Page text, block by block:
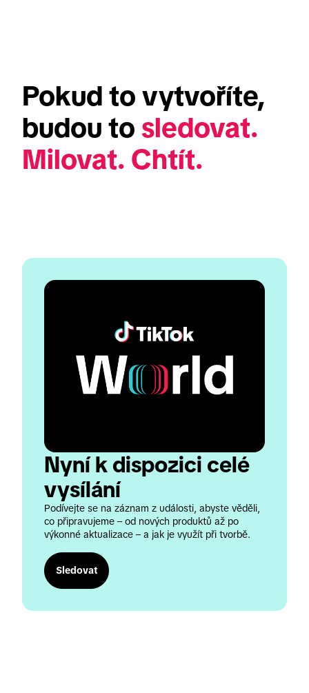
Pokud to vytvoříte,
budou to sledovat.
Milovat. Chtít.
Nyní k dispozici celé
vysílání
Podívejte se na záznam z události, abyste věděli,
co připravujeme – od nových produktů až po
výkonné aktualizace – a jak je využít při tvorbě.
Sledovat